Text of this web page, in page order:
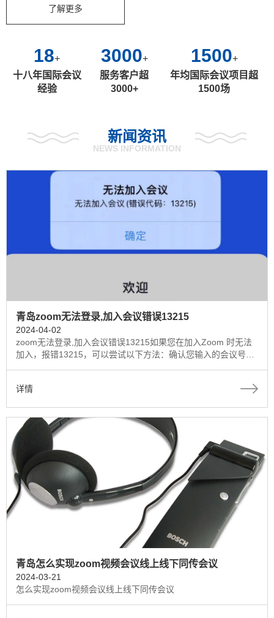
了解更多
18+
十八年国际会议
经验
3000+
服务客户超
3000+
1500+
年均国际会议项目超
1500场
新闻资讯
NEWS INFORMATION
青岛zoom无法登录,加入会议错误13215
2024-04-02
zoom无法登录,加入会议错误13215如果您在加入Zoom 时无法
加入，报错13215，可以尝试以下方法：确认您输入的会议号或
定可能会影响zoom服务器的连接...
详情
青岛怎么实现zoom视频会议线上线下同传会议
2024-03-21
怎么实现zoom视频会议线上线下同传会议